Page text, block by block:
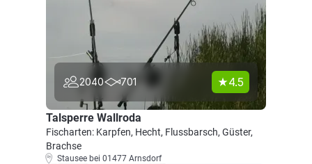
2040 701 4.5
Talsperre Wallroda
Fischarten: Karpfen, Hecht, Flussbarsch, Güster,
Brachse
Stausee bei 01477 Arnsdorf